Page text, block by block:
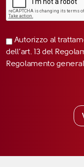
Autorizzo al
dell’art. 13 del
Regolamento